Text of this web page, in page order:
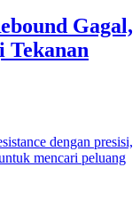
Gagal,
Tekanan
dengan presisi,
mencari peluang